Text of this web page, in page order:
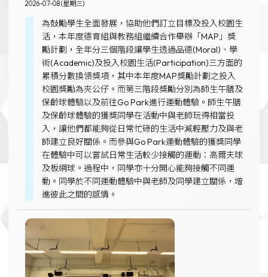
2026-07-08 (星期三)
為鼓勵學生全面發展，協助他們訂立目標及投入校園生
活，本年度德育組與教務組繼續合作舉辦「MAP」獎
勵計劃，全年分三個階段讓學生透過品德(Moral)、學
術(Academic)及投入校園生活(Participation)三方面的
累積分數換領獎項，其中本年度MAP獎勵計劃之投入
校園獎勵為夾公仔。而第三階段獎勵分別為師生午膳及
保齡球體驗以及前往Go Park進行運動體驗。師生午膳
及保齡球體驗的獲獎同學在活動中與老師玩得相當投
入，讓他們都能夠從日常忙碌的生活中減輕壓力及與老
師建立良好關係。而參與Go Park運動體驗的獲獎同學
在體驗中可以嘗試日常生活較少接觸的運動：高爾夫球
及板網球。過程中，同學亦十分開心能夠接觸不同運
動。同學於不同運動體驗中與老師及同學建立關係，增
進彼此之間的感情。